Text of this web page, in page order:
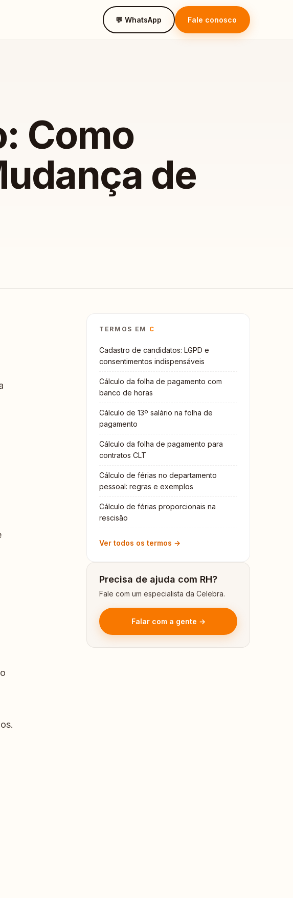
💬 WhatsApp Fale conosco
Como
de
TERMOS EM C
Cadastro de candidatos: LGPD e
consentimentos indispensáveis
Cálculo da folha de pagamento com
banco de horas
Cálculo de 13º salário na folha de
pagamento
Cálculo da folha de pagamento para
contratos CLT
Cálculo de férias no departamento
pessoal: regras e exemplos
Cálculo de férias proporcionais na
rescisão
Ver todos os termos →
Precisa de ajuda com RH?
Fale com um especialista da Celebra.
Falar com a gente →